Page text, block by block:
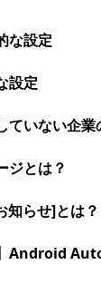
な設定
設定
ていない企
ジとは？
知らせ]とは？
Android